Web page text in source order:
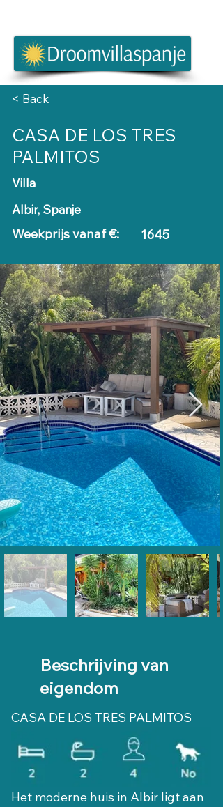
< Back
CASA DE LOS TRES
PALMITOS
Villa
Albir, Spanje
Weekprijs vanaf €: 1645
Beschrijving van
eigendom
CASA DE LOS TRES PALMITOS
Het moderne huis in Albir ligt aan